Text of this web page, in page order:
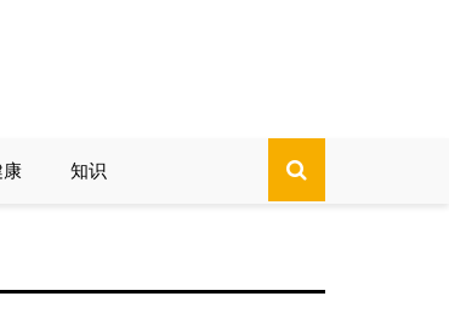
知识